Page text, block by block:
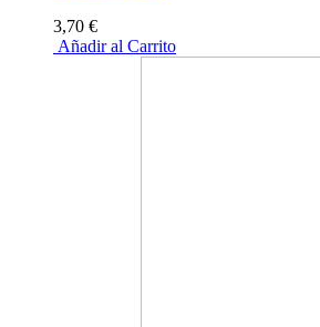
3,70 €
Añadir al Carrito